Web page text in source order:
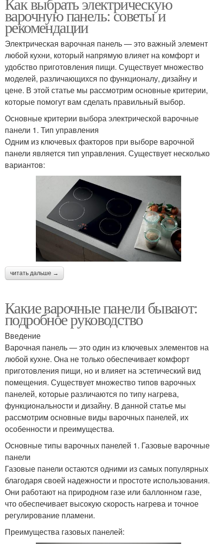
варочную панель: советы и
рекомендации
Электрическая варочная панель — это важный элемент
любой кухни, который напрямую влияет на комфорт и
удобство приготовления пищи. Существует множество
моделей, различающихся по функционалу, дизайну и
цене. В этой статье мы рассмотрим основные критерии,
которые помогут вам сделать правильный выбор.
Основные критерии выбора электрической варочные
панели 1. Тип управления
Одним из ключевых факторов при выборе варочной
панели является тип управления. Существует несколько
вариантов:
читать дальше →
Какие варочные панели бывают:
подробное руководство
Введение
Варочная панель — это один из ключевых элементов на
любой кухне. Она не только обеспечивает комфорт
приготовления пищи, но и влияет на эстетический вид
помещения. Существует множество типов варочных
панелей, которые различаются по типу нагрева,
функциональности и дизайну. В данной статье мы
рассмотрим основные виды варочных панелей, их
особенности и преимущества.
Основные типы варочных панелей 1. Газовые варочные
панели
Газовые панели остаются одними из самых популярных
благодаря своей надежности и простоте использования.
Они работают на природном газе или баллонном газе,
что обеспечивает высокую скорость нагрева и точное
регулирование пламени.
Преимущества газовых панелей: